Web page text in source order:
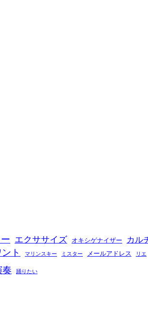
エクササイズ オキシゲナイザー カル
ト マリンスキー ミスター メールアドレス リエ
奏 踊りたい